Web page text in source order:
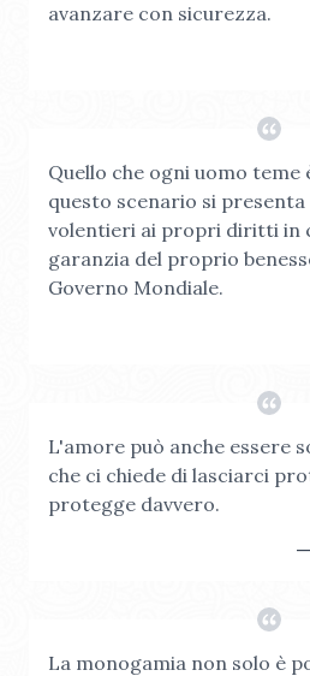
avanzare con sicurezza.
Quello che ogni uomo teme
questo scenario si
volentieri ai propri diritti in
garanzia del proprio
Governo Mondiale.
L'amore può anche essere
che ci chiede di lasciarci
protegge davvero.
La monogamia non solo è